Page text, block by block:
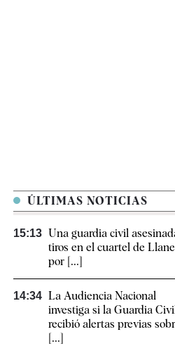
ÚLTIMAS NOTICIAS
15:13 Una guardia civil
tiros en el cuartel de
por [...]
14:34 La Audiencia Nacional
investiga si la Guardia
recibió alertas previas
[...]